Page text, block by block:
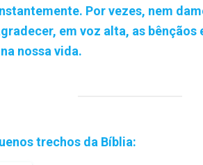
Por vezes, nem
em voz alta, as
nossa vida.
trechos da Bíblia: